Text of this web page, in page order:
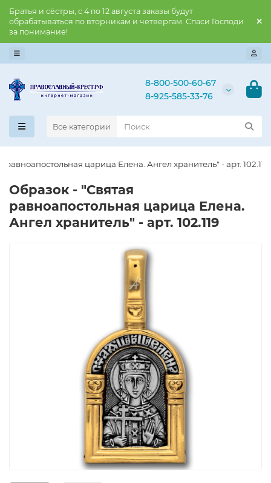
Братья и сёстры, с 4 по 12 августа заказы будут
обрабатываться по вторникам и четвергам. Спаси Господи
за понимание!
8-800-500-60-67
8-925-585-33-76
Все категории
царица Елена. Ангел хранитель" - арт. 102.119
Образок - "Святая
равноапостольная царица Елена.
Ангел хранитель" - арт. 102.119